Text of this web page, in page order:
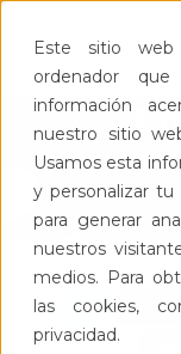
Este sitio
ordenador
información
nuestro sitio
Usamos esta
y personalizar
para generar
nuestros
medios. Para
las cookies,
privacidad.
TODOS